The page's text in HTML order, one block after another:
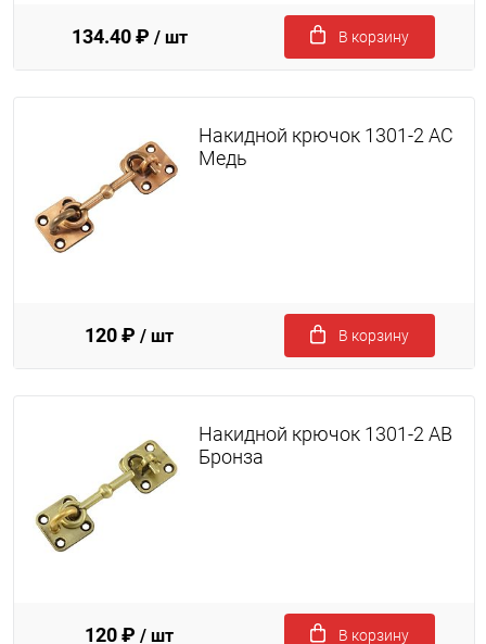
134.40 ₽ / шт В корзину
Накидной крючок 1301-2 AC
Медь
120 ₽ / шт В корзину
Накидной крючок 1301-2 AB
Бронза
120 ₽ / шт В корзину